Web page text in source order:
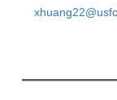
xhuang22@